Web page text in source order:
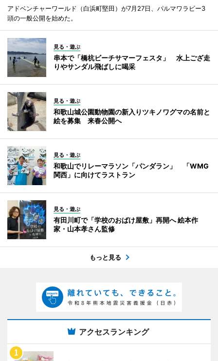
アドベンチャーワールド（白浜町堅田）が7月27日、パルマワラビー3
頭の一般公開を始めた。
見る・遊ぶ
串本で「橋杭ビーチサマーフェスタ」 水上ござ走
りやサンダル飛ばしに喝采
見る・遊ぶ
和歌山城公園動物園の新入りツキノワグマの名前と
絵を募集 来春公開へ
見る・遊ぶ
和歌山でリレーマラソン「パンダラン」 「WMG
関西」に向けてラストラン
見る・遊ぶ
有田川町で「学校のおばけ屋敷」再開へ 絵本作
家・山本孝さん監修
もっと見る
アクセスランキング